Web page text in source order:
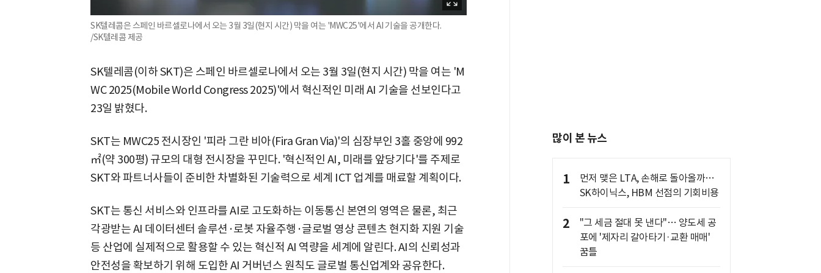
SK텔레콤은 스페인 바르셀로나에서 오는 3월 3일(현지 시간) 막을 여는 'MWC25'에서 AI 기술을 공개한다.
/SK텔레콤 제공
SK텔레콤(이하 SKT)은 스페인 바르셀로나에서 오는 3월 3일(현지 시간) 막을 여는 'M
WC 2025(Mobile World Congress 2025)'에서 혁신적인 미래 AI 기술을 선보인다고
23일 밝혔다.
SKT는 MWC25 전시장인 '피라 그란 비아(Fira Gran Via)'의 심장부인 3홀 중앙에 992
㎡(약 300평) 규모의 대형 전시장을 꾸민다. '혁신적인 AI, 미래를 앞당기다'를 주제로
SKT와 파트너사들이 준비한 차별화된 기술력으로 세계 ICT 업계를 매료할 계획이다.
SKT는 통신 서비스와 인프라를 AI로 고도화하는 이동통신 본연의 영역은 물론, 최근
각광받는 AI 데이터센터 솔루션·로봇 자율주행·글로벌 영상 콘텐츠 현지화 지원 기술
등 산업에 실제적으로 활용할 수 있는 혁신적 AI 역량을 세계에 알린다. AI의 신뢰성과
안전성을 확보하기 위해 도입한 AI 거버넌스 원칙도 글로벌 통신업계와 공유한다.
많이 본 뉴스
1
먼저 맺은 LTA, 손해로 돌아올까…
SK하이닉스, HBM 선점의 기회비용
2
"그 세금 절대 못 낸다"… 양도세 공
포에 '제자리 갈아타기·교환 매매'
꿈틀